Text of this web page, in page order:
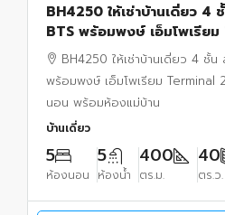
BH4250 ให้เช่าบ้านเดี่ยว 4
BTS พร้อมพงษ์ เอ็มโพเรีย
บ้านหรู 5 ห้องนอน พร้อมห้อ
BH4250 ให้เช่าบ้านเดี่ยว 4 ชั้น
พร้อมพงษ์ เอ็มโพเรียม Terminal
นอน พร้อมห้องแม่บ้าน
บ้านเดี่ยว
5
ห้องนอน
5
ห้องน้ำ
400
ตร.ม.
40
ตร.ว.